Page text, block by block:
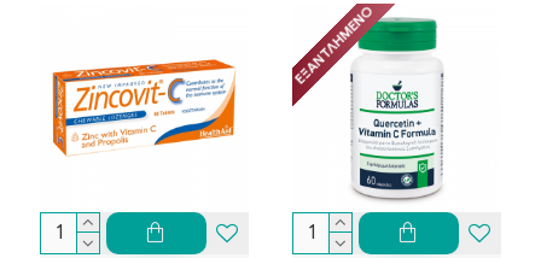
ΕΞΑΝΤΛΗΜΈΝΟ